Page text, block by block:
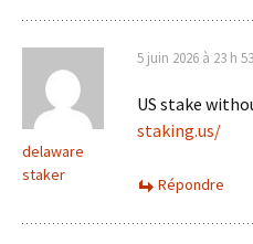
delaware
staker
5 juin 2026 à 23 h
US stake
staking.us/
Répondre